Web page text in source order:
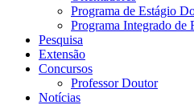
Programa de Estágio
Programa Integrado
Pesquisa
Extensão
Concursos
Professor Doutor
Notícias